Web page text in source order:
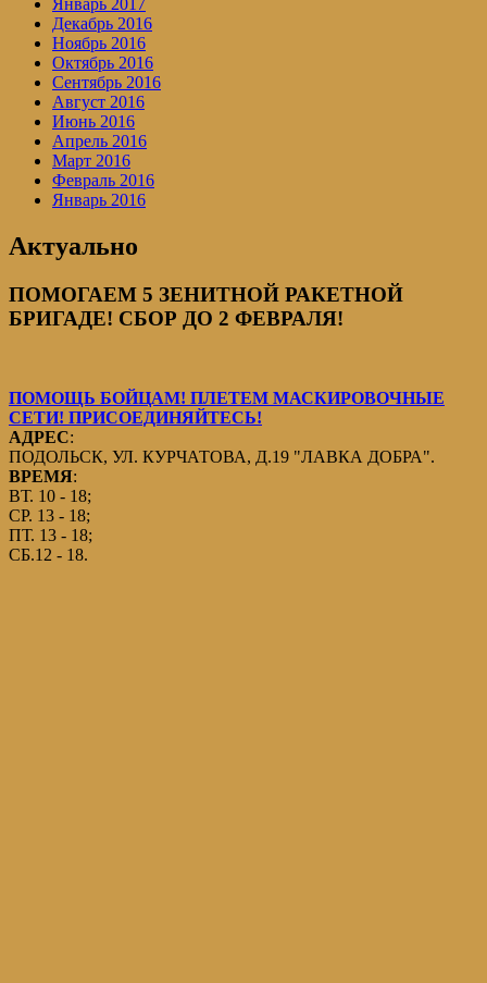
Январь 2017
Декабрь 2016
Ноябрь 2016
Октябрь 2016
Сентябрь 2016
Август 2016
Июнь 2016
Апрель 2016
Март 2016
Февраль 2016
Январь 2016
Актуально
ПОМОГАЕМ 5 ЗЕНИТНОЙ РАКЕТНОЙ
БРИГАДЕ! СБОР ДО 2 ФЕВРАЛЯ!
ПОМОЩЬ БОЙЦАМ! ПЛЕТЕМ МАСКИРОВОЧНЫЕ
СЕТИ! ПРИСОЕДИНЯЙТЕСЬ!
АДРЕС:
ПОДОЛЬСК, УЛ. КУРЧАТОВА, Д.19 "ЛАВКА ДОБРА".
ВРЕМЯ:
ВТ. 10 - 18;
СР. 13 - 18;
ПТ. 13 - 18;
СБ.12 - 18.